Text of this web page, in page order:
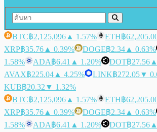
BTC฿2,125,096 ▲ 1.57% ETH฿
XRP฿35.76 ▲ 0.39% DOGE฿2.34 ▲ 0.63%
1.58%
ADA฿6.41 ▲ 1.20% DOT฿27.56
AVAX฿225.04 ▲ 4.25% LINK฿272.05▼
KUB฿20.32 ▼ 1.32%
BTC฿2,125,096 ▲ 1.57% ETH฿
XRP฿35.76 ▲ 0.39% DOGE฿2.34 ▲ 0.63%
1.58%
ADA฿6.41 ▲ 1.20% DOT฿27.56